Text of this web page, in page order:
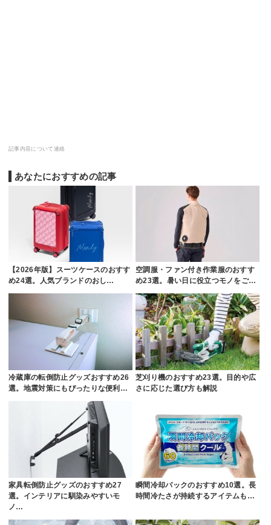
記事内容について連絡
あなたにおすすめの記事
【2026年版】スーツケースのおすす
め24選。人気ブランドのおし…
空調服・ファン付き作業服のおすす
め23選。暑い日に役立つモノをご…
冷蔵庫の転倒防止グッズおすすめ26
選。地震対策にもぴったりな便利…
芝刈り機のおすすめ23選。目的や広
さに応じた選び方も解説
家具転倒防止グッズのおすすめ27
選。インテリアに馴染みやすいモ
ノ…
瞬間冷却パックのおすすめ10選。長
時間冷たさが持続するアイテムも…